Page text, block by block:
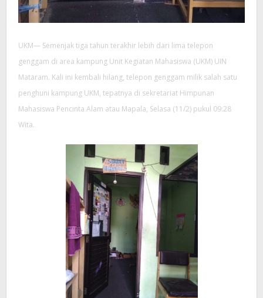
UKM— Semenjak tiga tahun terakhir lebih dari lima telepon
genggam di area kampung Unit Kegiatan Mahasiswa (UKM) UIN
Mataram. Kali ini kembali hilang, telepon genggam milik salah satu
penghuni kampung UKM, tepatnya di sekretariat Himpunan
Mahasiswa Pencinta Alam atau Mapala, Selasa (11/2) pukul 09:28
Wita.